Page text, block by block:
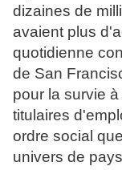
dizaines de
avaient plus
quotidienne
de San
pour la survie
titulaires
ordre social
univers de